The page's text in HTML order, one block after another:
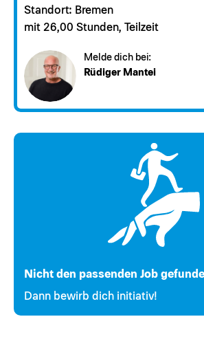
Standort: Bremen
mit 26,00 Stunden, Teilzeit
Melde dich bei:
Rüdiger Mantei
Nicht den passenden Job
Dann bewirb dich initiativ!